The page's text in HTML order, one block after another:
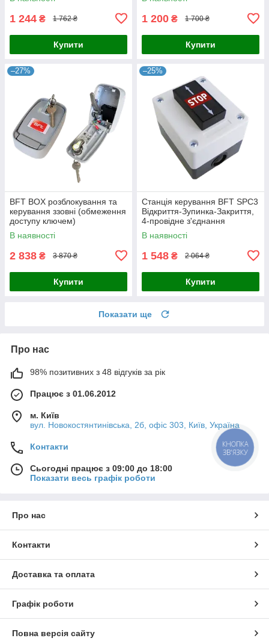
1 244 ₴ 1 762 ₴
Купити
1 200 ₴ 1 700 ₴
Купити
–27%
BFT BOX розблокування та
керування ззовні (обмеження
доступу ключем)
В наявності
2 838 ₴ 3 870 ₴
Купити
–25%
Станція керування BFT SPC3
Відкриття-Зупинка-Закриття,
4-провідне з'єднання
NO/NC/NO
В наявності
1 548 ₴ 2 064 ₴
Купити
Показати ще
Про нас
98% позитивних з 48 відгуків за рік
Працює з 01.06.2012
м. Київ
вул. Новокостянтинівська, 2б, офіс 303, Київ, Україна
Контакти
Сьогодні працює з 09:00 до 18:00
Показати весь графік роботи
Про нас
Контакти
Доставка та оплата
Графік роботи
Повна версія сайту
КНОПКА
ЗВ'ЯЗКУ